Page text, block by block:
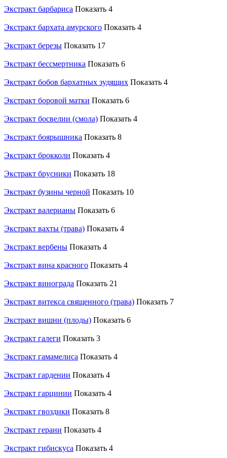
Экстракт барбариса Показать 4
Экстракт бархата амурского Показать 4
Экстракт березы Показать 17
Экстракт бессмертника Показать 6
Экстракт бобов бархатных зудящих Показать 4
Экстракт боровой матки Показать 6
Экстракт босвелии (смола) Показать 4
Экстракт боярышника Показать 8
Экстракт брокколи Показать 4
Экстракт брусники Показать 18
Экстракт бузины черной Показать 10
Экстракт валерианы Показать 6
Экстракт вахты (трава) Показать 4
Экстракт вербены Показать 4
Экстракт вина красного Показать 4
Экстракт винограда Показать 21
Экстракт витекса священного (трава) Показать 7
Экстракт вишни (плоды) Показать 6
Экстракт галеги Показать 3
Экстракт гамамелиса Показать 4
Экстракт гардении Показать 4
Экстракт гарцинии Показать 4
Экстракт гвоздики Показать 8
Экстракт герани Показать 4
Экстракт гибискуса Показать 4